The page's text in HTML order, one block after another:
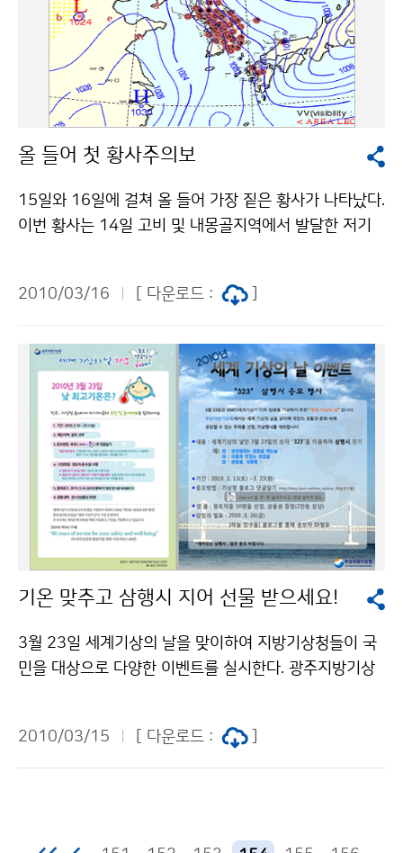
화 후 만개까지 일주일 정도 소요되기 때문에 제주는 3월
26일경, 서울은 4월 15일경 절정에 이를 것으로 전망된
다. 이처럼 1차 예보 보다 개화가 늦어진 이유는 3월 초순
까지는 따뜻한 날씨가 지속되다가 3월 7일 이후 대륙 고
기압이 두 차례 확장하여 평년보다 낮은 기온을 보였고 특
과 저온이 지속되었기 때문이다. 또한, 엘니뇨의 영향으로
이 자주 한반도를 통과함에 따라 전국적으로 많은 눈 또는
비가 내렸으며, 2월 이후 일조량이 평년에 비해 61% 수
예상시기 ] 지역명 예상일 평년 (평년차) 2009년 (편차)
(-4) 3.23 (+5) 광주 3.30 4. 3 (-4) 3.22 (+8) 전주 4.
3 4. 4 (-1) 3.31 (+3) 대구 3.31 4. 4 (-4) 3.22 (+9)
포항 3.30 4. 8 (-9) 3.20 (+10) 대전 4. 5 4. 7 (-2) 3.
30 (+6) 서울 4. 8 4.11 (-3) 4. 6 (+2) 인천 4.11 4.15
(-4) 4. 9 (+2) 강릉 4.11 4. 8 (+3) 4. 4 (+7) 진해 제
황산 벚꽃동산 3.28 - 3.23 (+5) 하동 쌍계사 십리벚꽃
길 3.28 - 3.22 (+6) 전주-군산간 번영로 4. 6 - 4. 6
(0) 청주 무심천변 4. 4 - 3.31 (+4) 서울 여의도 윤중로
4. 7 - 4. 6 (+1) 평균 (-4.2) (+4.7) ※ 평년차, 편차에서
“-”는 빠름, “+”는 늦음을 나타냄 문의 : 기후예측과 임재
올 들어 첫 황사주의보
15일와 16일에 걸쳐 올 들어 가장 짙은 황사가 나타났다.
이번 황사는 14일 고비 및 내몽골지역에서 발달한 저기
에서 강풍대로 인해 만주에서 추가 발원한 황사의 영향도
고 3월 중순에 주요 황사발원지에서 기압계 이동이 활발
해지면서 지속적으로 황사가 발원하여 북한과 우리나라
에 영향을 주었다. 16일(화) 우리나라 주요지점 최고 미
세먼지농도(1시간평균, 단위 ㎍/㎥)는 강화 572, 서울 5
01, 춘천 495, 수원 422(16일 14:00까지)이다. 전국
대부분 지방에서 나타나고 있는 이번 황사는 16일 낮 동
안 지속되다가 밤부터 점차 약화될 전망이다. 최근 10년
간 우리나라의 연평균 황사관측일수는 9.4일이며, 이중 3
월 관측 일수가 3.8일로 40%에 달한다. 황사 농도는 옅
때), 짙은 황사(1시간평균 미세먼지농도가 400 ㎍/㎥ 이
세먼지농도가 800 ㎍/㎥ 이상일 때) 3가지로 구분하여
나타낸다. 황사특보는 황사주의보(황사로 인해 1시간 평
것으로 예상될 때)와 황사경보(황사로 인해 1시간 평균
2010/03/16 [ 다운로드 :
기온 맞추고 삼행시 지어 선물 받으세요!
3월 23일 세계기상의 날을 맞이하여 지방기상청들이 국
민을 대상으로 다양한 이벤트를 실시한다. 광주지방기상
실시한다. 광주청 이벤트에 참여하려면 3월 23일 광주와
전주의 낮 최고기온을 기상청 블로그( http://blog.dau
고기온을 메일(cj_md@kma.go.kr)로 보내면 된다. 기
2010/03/15 [ 다운로드 :